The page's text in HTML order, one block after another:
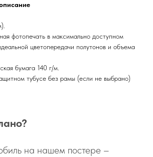
фотопечать в максимально доступном
цветопередачи полутонов и объема
бумага 140 г/м.
тубусе без рамы (если не выбрано)
на нашем постере –